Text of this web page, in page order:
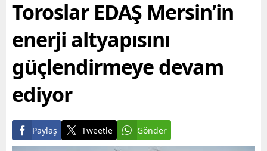
Toroslar EDAŞ Mersin’in
enerji altyapısını
güçlendirmeye devam
ediyor
Paylaş Tweetle Gönder